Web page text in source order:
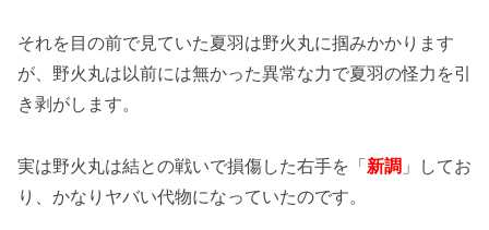
それを目の前で見ていた夏羽は野火丸に掴みかかります
が、野火丸は以前には無かった異常な力で夏羽の怪力を引
き剥がします。
実は野火丸は結との戦いで損傷した右手を「新調 」してお
り、かなりヤバい代物になっていたのです。